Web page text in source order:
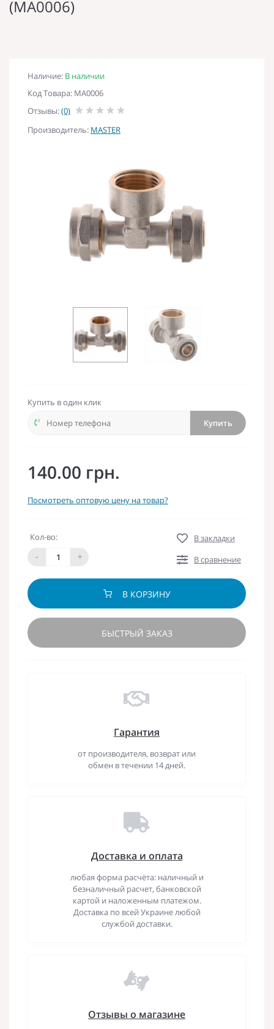
(MA0006)
Наличие: В наличии
Код Товара: MA0006
Отзывы:(0)
Производитель: MASTER
Купить в один клик
Купить
140.00 грн.
Посмотреть оптовую цену на товар?
Кол-во:
-
+
В закладки
В сравнение
В КОРЗИНУ
БЫСТРЫЙ ЗАКАЗ
Гарантия
от производителя, возврат или
обмен в течении 14 дней.
Доставка и оплата
любая форма расчёта: наличный и
безналичный расчет, банковской
картой и наложенным платежом.
Доставка по всей Украине любой
службой доставки.
Отзывы о магазине